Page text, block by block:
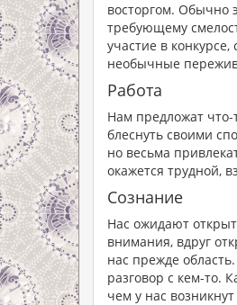
восторгом. Обычно
требующему
участие в
необычные
Работа
Нам предложат
блеснуть своими
но весьма
окажется трудной,
Сознание
Нас ожидают
внимания, вдруг
нас прежде
разговор с кем-то.
чем у нас